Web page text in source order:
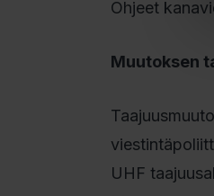
Ohjeet
Muutoksen
UHF